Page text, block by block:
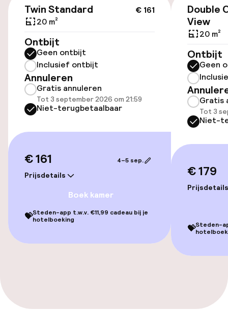
Openbaar parkeren
Toegankelijkheid
Overal rolstoeltoegankelijk
Lift
Voor toegankelijkheid
geoptimaliseerde kamers beschikbaar
Kamers
Familiekamers beschikbaar
Aansluitende kamers beschikbaar
geoptimaliseerde kamers beschikbaar
€ 161
Twin Standard
20 m²
Ontbijt
Geen ontbijt
Inclusief ontbijt
Annuleren
Gratis annuleren
Tot 3 september 2026 om 21:59
Niet-terugbetaalbaar
€ 161
Prijsdetails
4–5 sep.
Boek kamer
💝Steden-app t.w.v. €11,99 cadeau bij je
hotelboeking
Double
View
20 m²
Ontbijt
Geen
Gratis
Tot 3
Niet-
€ 179
Prijsdetails
💝Steden-